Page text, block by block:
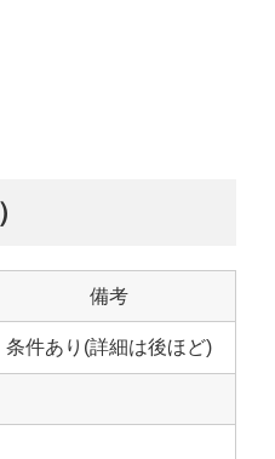
備考
条件あり(詳細は後ほど)